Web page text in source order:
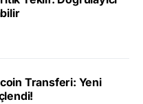
Transferi: Yeni